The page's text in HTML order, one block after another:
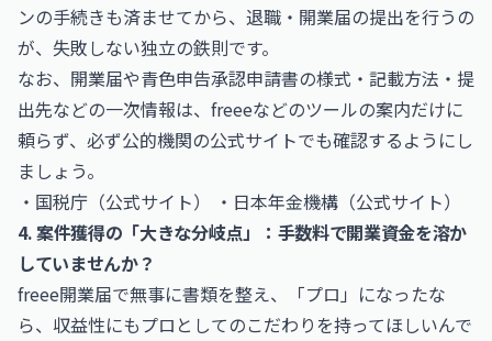
ンの手続きも済ませてから、退職・開業届の提出を行うの
が、失敗しない独立の鉄則です。
なお、開業届や青色申告承認申請書の様式・記載方法・提
出先などの一次情報は、freeeなどのツールの案内だけに
頼らず、必ず公的機関の公式サイトでも確認するようにし
ましょう。
・ 国税庁（公式サイト） ・ 日本年金機構（公式サイト）
4. 案件獲得の「大きな分岐点」：手数料で開業資金を溶か
していませんか？
freee開業届で無事に書類を整え、「プロ」になったな
ら、収益性にもプロとしてのこだわりを持ってほしいんで